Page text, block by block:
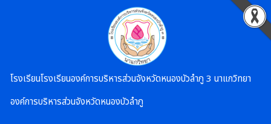
โรงเรียนโรงเรียนองค์การบริหารส่วนจังหวัดหนองบัวลำภู 3 นาแกวิทยา
องค์การบริหารส่วนจังหวัดหนองบัวลำภู